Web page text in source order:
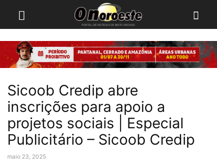
Sicoob Credip abre
inscrições para apoio a
projetos sociais | Especial
Publicitário – Sicoob Credip
maio 23, 2025